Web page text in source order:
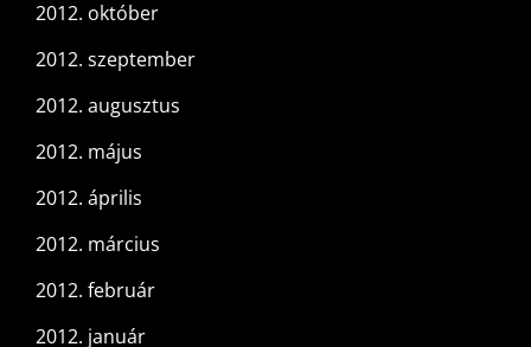
2012. október
2012. szeptember
2012. augusztus
2012. május
2012. április
2012. március
2012. február
2012. január